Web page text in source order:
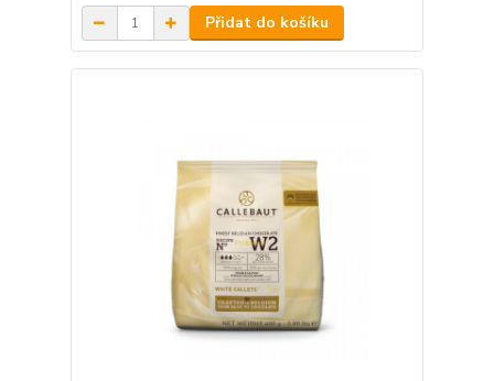
Přidat do košíku